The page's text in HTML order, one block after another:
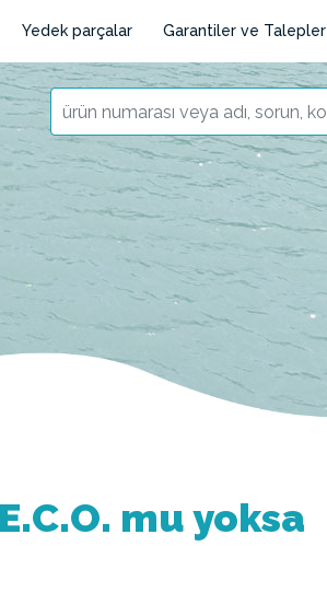
Yedek parçalar Garantiler ve Talepler
mu yoksa